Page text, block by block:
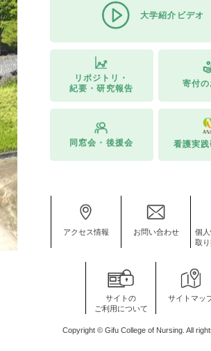
大学紹介ビデオ
リポジトリ・
紀要・研究報告
寄付
同窓会・後援会 看護実
アクセス情報 お問い合わせ
個
取
サイトの
ご利用について
サイトマッ
Copyright © Gifu College of Nursing. All